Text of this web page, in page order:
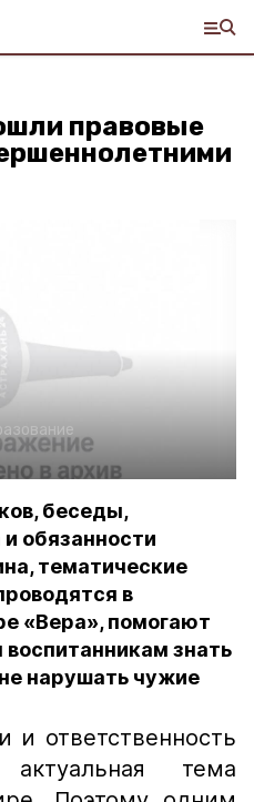
правовые
беседы,
обязанности
тематические
в
«Вера», помогают
знать
нарушать чужие
и ответственность
тема